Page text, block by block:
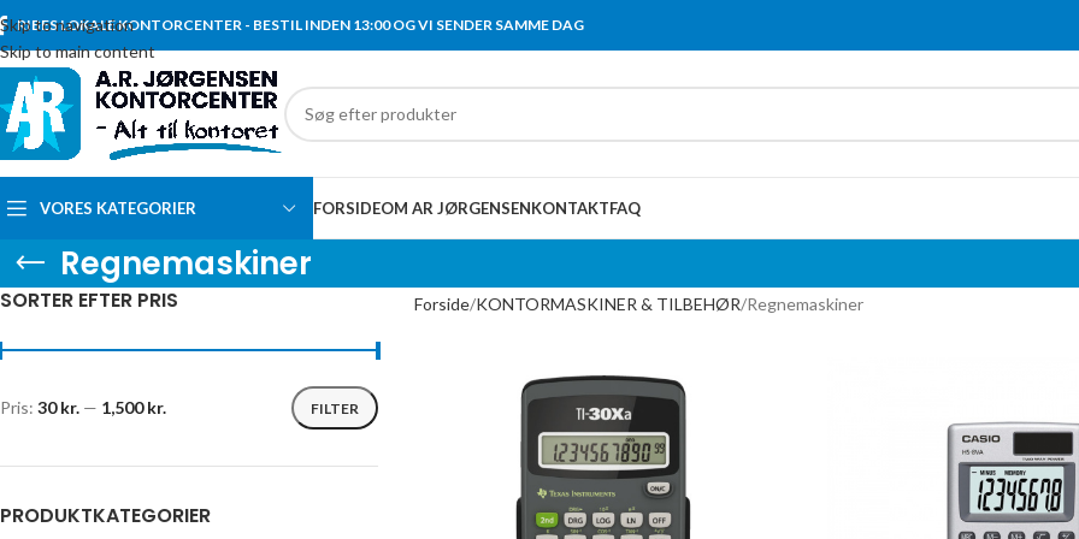
Skip to navigation
Skip to main content
RIBES LOKALE KONTORCENTER - BESTIL INDEN 13:00 OG VI SENDER SAMME DAG
VORES KATEGORIER FORSIDEOM AR JØRGENSENKONTAKTFAQ
Regnemaskiner
SORTER EFTER PRIS
FILTER
Pris: 30 kr. — 1,500 kr.
PRODUKTKATEGORIER
Forside KONTORMASKINER & TILBEHØR Regnemaskiner